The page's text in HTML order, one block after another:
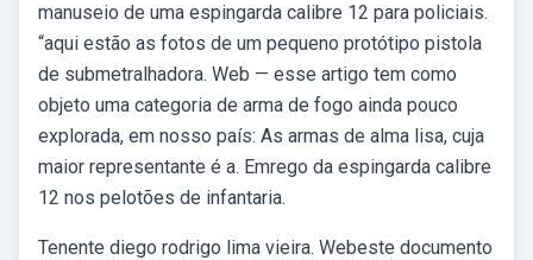
manuseio de uma espingarda calibre 12 para policiais.
“aqui estão as fotos de um pequeno protótipo pistola
de submetralhadora. Web — esse artigo tem como
objeto uma categoria de arma de fogo ainda pouco
explorada, em nosso país: As armas de alma lisa, cuja
maior representante é a. Emrego da espingarda calibre
12 nos pelotões de infantaria.
Tenente diego rodrigo lima vieira. Webeste documento